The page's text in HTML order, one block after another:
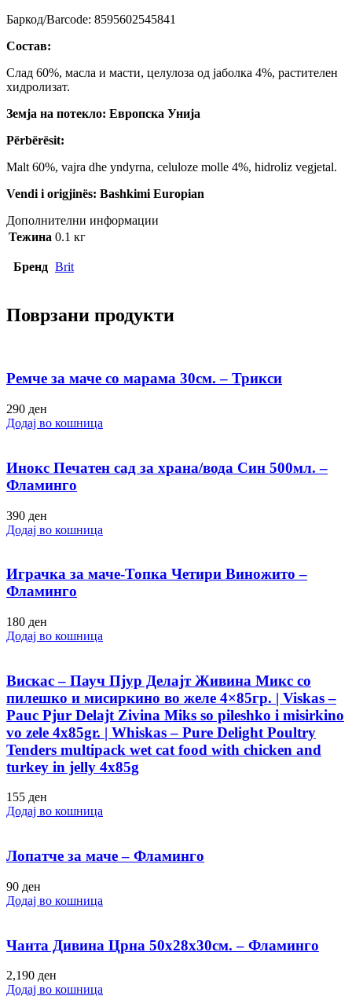
Баркод/Barcode: 8595602545841
Состав:
Слад 60%, масла и масти, целулоза од јаболка 4%, растителен
хидролизат.
Земја на потекло: Европска Унија
Përbërësit:
Malt 60%, vajra dhe yndyrna, celuloze molle 4%, hidroliz vegjetal.
Vendi i origjinës: Bashkimi Europian
Дополнителни информации
Тежина 0.1 кг
Бренд Brit
Поврзани продукти
Ремче за маче со марама 30см. – Трикси
290 ден
Додај во кошница
Инокс Печатен сад за храна/вода Син 500мл. –
Фламинго
390 ден
Додај во кошница
Играчка за маче-Топка Четири Виножито –
Фламинго
180 ден
Додај во кошница
Вискас – Пауч Пјур Делајт Живина Микс со
пилешко и мисиркино во желе 4×85гр. | Viskas –
Pauc Pjur Delajt Zivina Miks so pileshko i misirkino
vo zele 4x85gr. | Whiskas – Pure Delight Poultry
Tenders multipack wet cat food with chicken and
turkey in jelly 4x85g
155 ден
Додај во кошница
Лопатче за маче – Фламинго
90 ден
Додај во кошница
Чанта Дивина Црна 50х28х30см. – Фламинго
2,190 ден
Додај во кошница